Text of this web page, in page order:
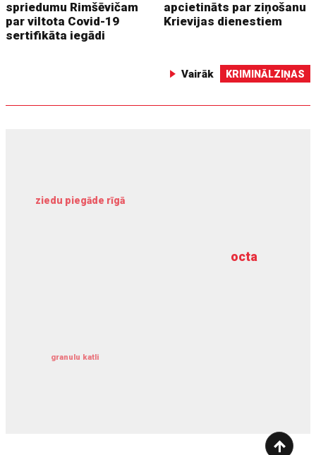
spriedumu Rimšēvičam
par viltota Covid-19
sertifikāta iegādi
apcietināts par ziņošanu
Krievijas dienestiem
Vairāk KRIMINĀLZIŅAS
octa
ziedu piegāde rīgā
granulu katli
dziļurbums